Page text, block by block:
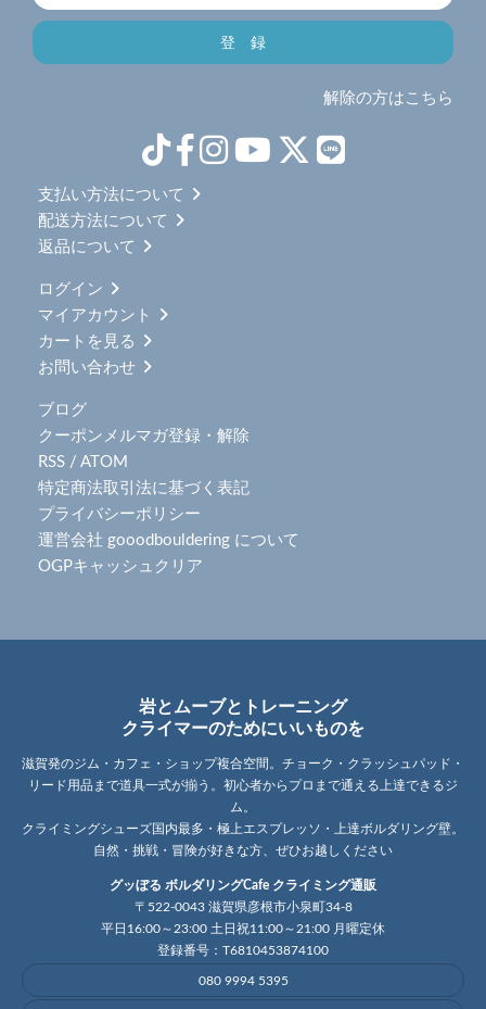
解除の方はこちら
支払い方法について
配送方法について
返品について
ログイン
マイアカウント
カートを見る
お問い合わせ
ブログ
クーポンメルマガ登録・解除
RSS / ATOM
特定商法取引法に基づく表記
プライバシーポリシー
運営会社 gooodbouldering について
OGPキャッシュクリア
岩とムーブとトレーニング
クライマーのためにいいものを
滋賀発のジム・カフェ・ショップ複合空間。チョーク・クラッシュパッド・
リード用品まで道具一式が揃う。初心者からプロまで通える上達できるジ
ム。
クライミングシューズ国内最多・極上エスプレッソ・上達ボルダリング壁。
自然・挑戦・冒険が好きな方、ぜひお越しください
グッぼる ボルダリングCafe クライミング通販
〒522-0043 滋賀県彦根市小泉町34-8
平日16:00～23:00 土日祝11:00～21:00 月曜定休
登録番号：T6810453874100
080 9994 5395